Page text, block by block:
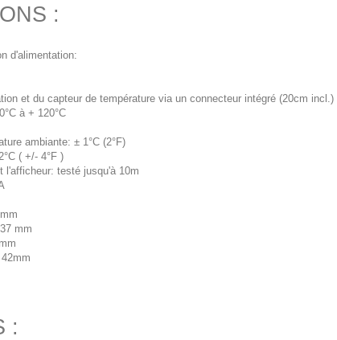
:
d'alimentation:
et du capteur de température via un connecteur intégré (20cm incl.)
à + 120°C
ambiante: ± 1°C (2°F)
( +/- 4°F )
l'afficheur: testé jusqu'à 10m
mm
: